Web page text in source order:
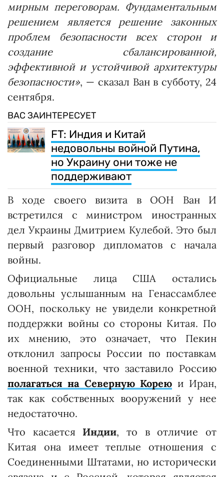
мирным переговорам. Фундаментальным
решением является решение законных
проблем безопасности всех сторон и
создание сбалансированной,
эффективной и устойчивой архитектуры
безопасности», — сказал Ван в субботу, 24
сентября.
ВАС ЗАИНТЕРЕСУЕТ
FT: Индия и Китай
недовольны войной Путина,
но Украину они тоже не
поддерживают
В ходе своего визита в ООН Ван И
встретился с министром иностранных
дел Украины Дмитрием Кулебой. Это был
первый разговор дипломатов с начала
войны.
Официальные лица США остались
довольны услышанным на Генассамблее
ООН, поскольку не увидели конкретной
поддержки войны со стороны Китая. По
их мнению, это означает, что Пекин
отклонил запросы России по поставкам
военной техники, что заставило Россию
полагаться на Северную Корею и Иран,
так как собственных вооружений у нее
недостаточно.
Что касается Индии, то в отличие от
Китая она имеет теплые отношения с
Соединенными Штатами, но исторически